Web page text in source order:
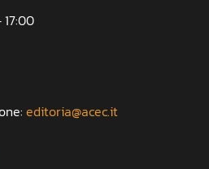
editoria@acec.it